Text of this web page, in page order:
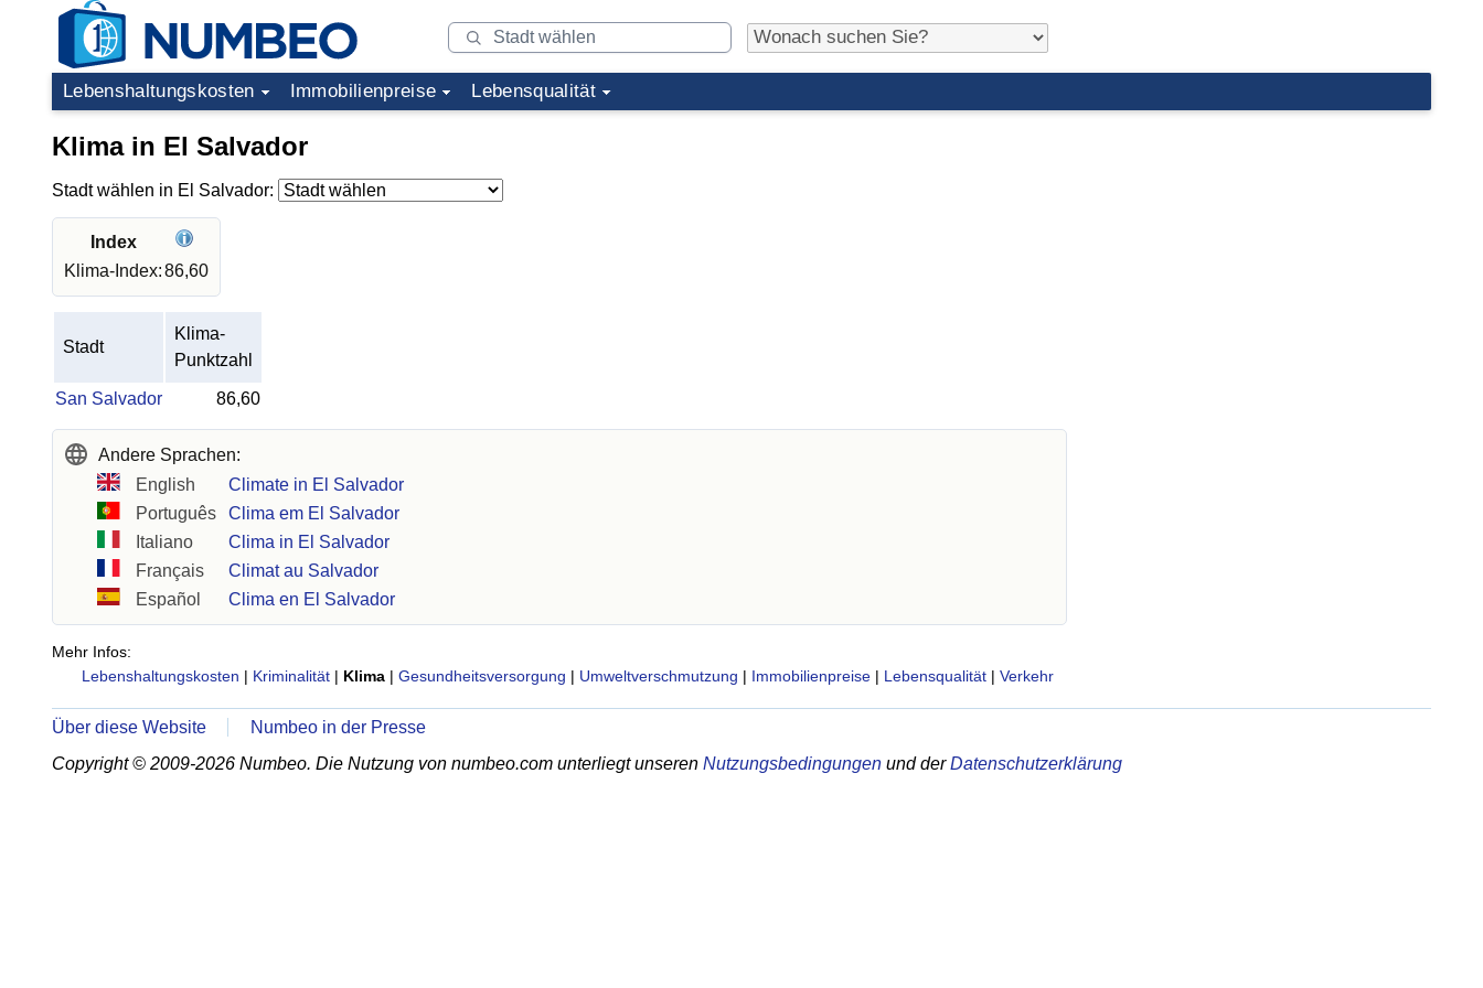
Lebenshaltungskosten Immobilienpreise Lebensqualität
Klima in El Salvador
Stadt wählen in El Salvador:
Index
Klima-Index:86,60
Stadt
Klima-
Punktzahl
San Salvador 86,60
Andere Sprachen:
English
Climate in El Salvador
Português
Clima em El Salvador
Italiano
Clima in El Salvador
Français
Climat au Salvador
Español
Clima en El Salvador
Mehr Infos:
Lebenshaltungskosten | Kriminalität | Klima | Gesundheitsversorgung | Umweltverschmutzung | Immobilienpreise | Lebensqualität | Verkehr
Über diese Website
Numbeo in der Presse
Copyright © 2009-2026 Numbeo. Die Nutzung von numbeo.com unterliegt unseren Nutzungsbedingungen und derDatenschutzerklärung